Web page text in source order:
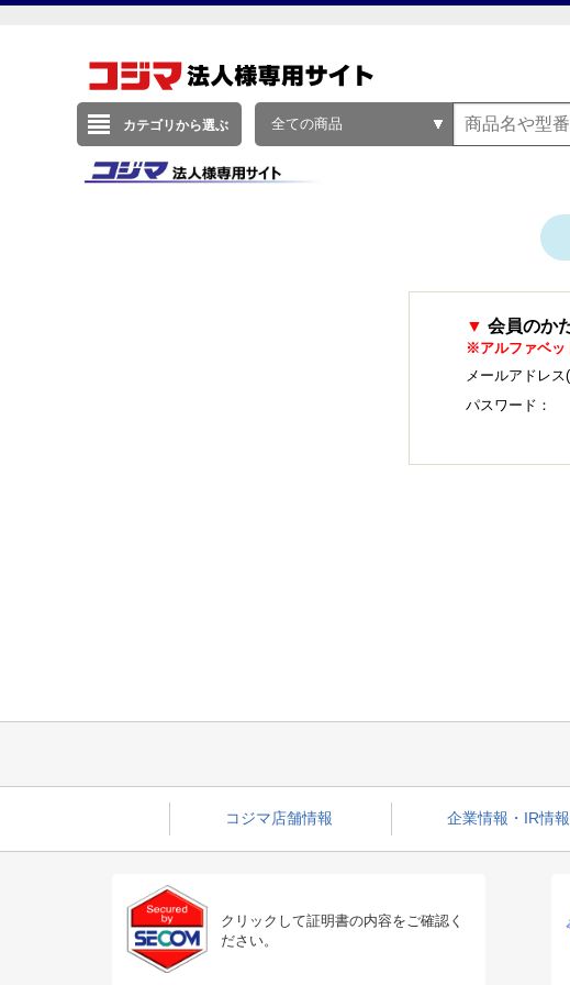
カテゴリから選ぶ 全ての商品
▼ 会員のか
※アルファベッ
メールアドレス
パスワード：
コジマ店舗情報 企業情報・IR情報
クリックして証明書の内容をご確認く
ださい。